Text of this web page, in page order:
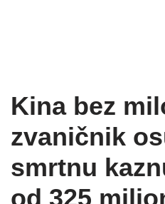
Kina bez
zvaničnik
smrtnu
od 325